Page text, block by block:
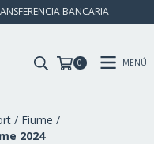
BANCARIA
0 MENÚ
/ Fiume /
2024